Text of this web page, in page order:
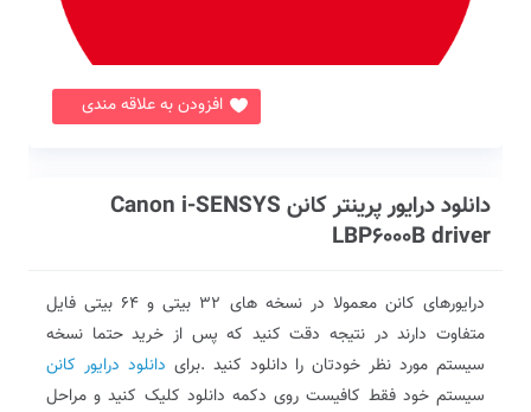
افزودن به علاقه مندی
دانلود درایور پرینتر کانن Canon i-SENSYS
LBP6000B driver
درایورهای کانن معمولا در نسخه های 32 بیتی و 64 بیتی فایل
متفاوت دارند در نتیجه دقت کنید که پس از خرید حتما نسخه
سیستم مورد نظر خودتان را دانلود کنید .برای دانلود درایور کانن
سیستم خود فقط کافیست روی دکمه دانلود کلیک کنید و مراحل